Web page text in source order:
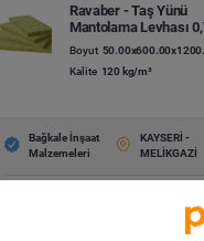
Ravaber - Taş Yünü
Mantolama Levhası
Boyut
Kalite 120 kg/m³
Bağkale İnşaat
Malzemeleri
KAYSERİ -
MELİKGAZİ